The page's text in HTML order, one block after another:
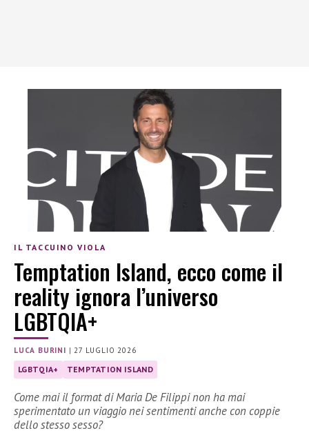
IL TACCUINO VIOLA
Temptation Island, ecco come il
reality ignora l’universo
LGBTQIA+
LUCA BURINI |27 LUGLIO 2026
LGBTQIA+ TEMPTATION ISLAND
Come mai il format di Maria De Filippi non ha mai
sperimentato un viaggio nei sentimenti anche con coppie
dello stesso sesso?